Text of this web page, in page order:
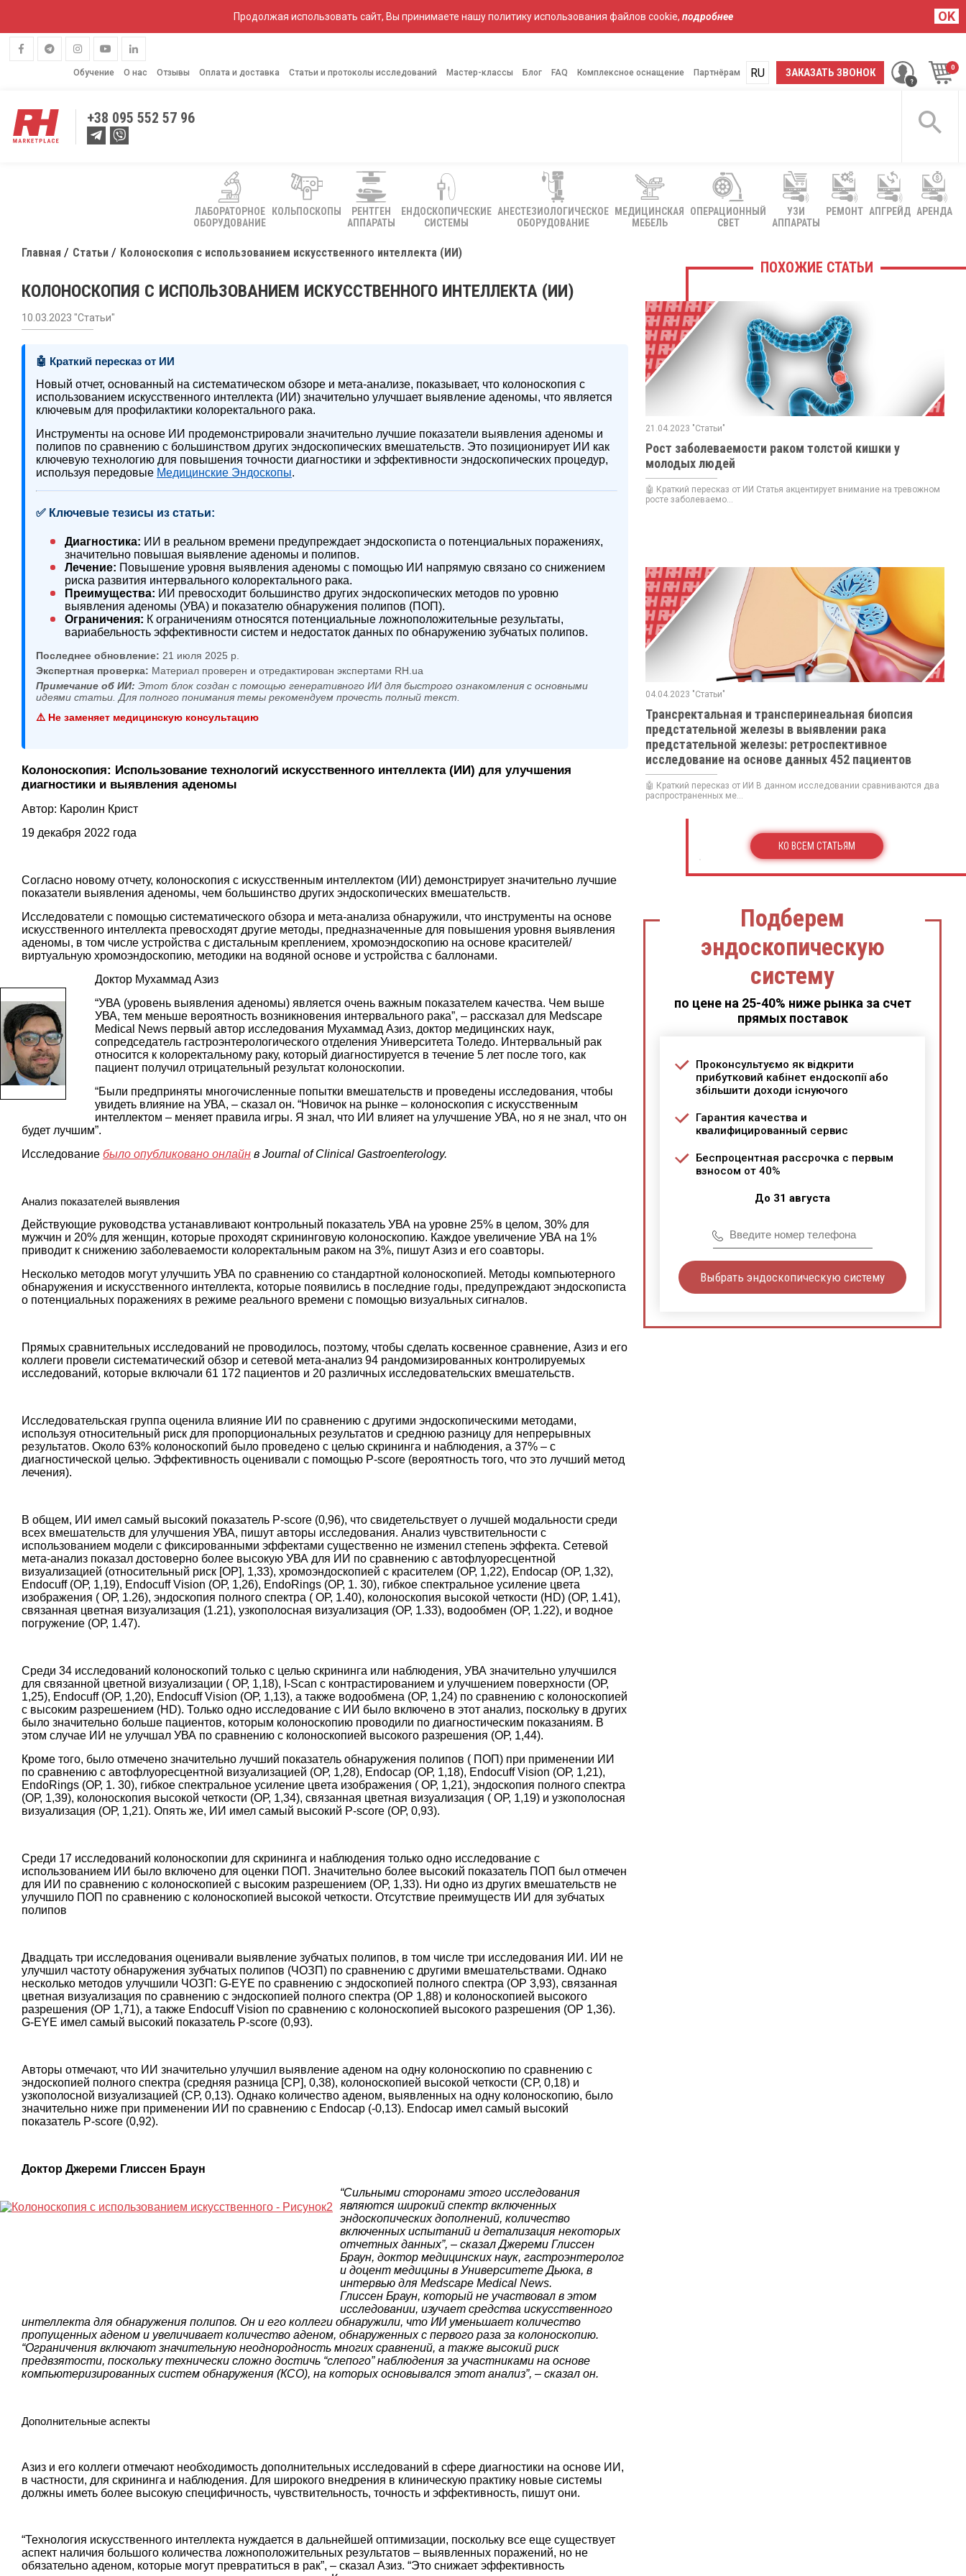
Продолжая использовать сайт, Вы принимаете нашу политику использования файлов cookie, подробнее OK
Обучение О нас Отзывы Оплата и доставка Статьи и протоколы исследований Мастер-классы Блог FAQ Комплексное оснащение Партнёрам ЗАКАЗАТЬ ЗВОНОК
RU
UA
+38 095 552 57 96
ЛАБОРАТОРНОЕ
ОБОРУДОВАНИЕ
КОЛЬПОСКОПЫ
РЕНТГЕН
АППАРАТЫ
ЕНДОСКОПИЧЕСКИЕ
СИСТЕМЫ
АНЕСТЕЗИОЛОГИЧЕСКОЕ
ОБОРУДОВАНИЕ
МЕДИЦИНСКАЯ
МЕБЕЛЬ
ОПЕРАЦИОННЫЙ
СВЕТ
УЗИ
АППАРАТЫ
РЕМОНТ АПГРЕЙД АРЕНДА
Главная Статьи Колоноскопия с использованием искусственного интеллекта (ИИ)
КОЛОНОСКОПИЯ С ИСПОЛЬЗОВАНИЕМ ИСКУССТВЕННОГО ИНТЕЛЛЕКТА (ИИ)
10.03.2023 "Статьи"
🤖 Краткий пересказ от ИИ
Новый отчет, основанный на систематическом обзоре и мета-анализе, показывает, что колоноскопия с
использованием искусственного интеллекта (ИИ) значительно улучшает выявление аденомы, что является
ключевым для профилактики колоректального рака.
Инструменты на основе ИИ продемонстрировали значительно лучшие показатели выявления аденомы и
полипов по сравнению с большинством других эндоскопических вмешательств. Это позиционирует ИИ как
ключевую технологию для повышения точности диагностики и эффективности эндоскопических процедур,
используя передовые Медицинские Эндоскопы.
✅ Ключевые тезисы из статьи:
Диагностика: ИИ в реальном времени предупреждает эндоскописта о потенциальных поражениях,
значительно повышая выявление аденомы и полипов.
Лечение: Повышение уровня выявления аденомы с помощью ИИ напрямую связано со снижением
риска развития интервального колоректального рака.
Преимущества: ИИ превосходит большинство других эндоскопических методов по уровню
выявления аденомы (УВА) и показателю обнаружения полипов (ПОП).
Ограничения: К ограничениям относятся потенциальные ложноположительные результаты,
вариабельность эффективности систем и недостаток данных по обнаружению зубчатых полипов.
Последнее обновление: 21 июля 2025 р.
Экспертная проверка: Материал проверен и отредактирован экспертами RH.ua
Примечание об ИИ: Этот блок создан с помощью генеративного ИИ для быстрого ознакомления с основными
идеями статьи. Для полного понимания темы рекомендуем прочесть полный текст.
⚠️ Не заменяет медицинскую консультацию
Колоноскопия: Использование технологий искусственного интеллекта (ИИ) для улучшения
диагностики и выявления аденомы
Автор: Каролин Крист
19 декабря 2022 года
Согласно новому отчету, колоноскопия с искусственным интеллектом (ИИ) демонстрирует значительно лучшие
показатели выявления аденомы, чем большинство других эндоскопических вмешательств.
Исследователи с помощью систематического обзора и мета-анализа обнаружили, что инструменты на основе
искусственного интеллекта превосходят другие методы, предназначенные для повышения уровня выявления
аденомы, в том числе устройства с дистальным креплением, хромоэндоскопию на основе красителей/
виртуальную хромоэндоскопию, методики на водяной основе и устройства с баллонами.
Доктор Мухаммад Азиз
“УВА (уровень выявления аденомы) является очень важным показателем качества. Чем выше
УВА, тем меньше вероятность возникновения интервального рака”, – рассказал для Medscape
Medical News первый автор исследования Мухаммад Азиз, доктор медицинских наук,
сопредседатель гастроэнтерологического отделения Университета Толедо. Интервальный рак
относится к колоректальному раку, который диагностируется в течение 5 лет после того, как
пациент получил отрицательный результат колоноскопии.
“Были предприняты многочисленные попытки вмешательств и проведены исследования, чтобы
увидеть влияние на УВА, – сказал он. “Новичок на рынке – колоноскопия с искусственным
интеллектом – меняет правила игры. Я знал, что ИИ влияет на улучшение УВА, но я не знал, что он
будет лучшим”.
Исследование было опубликовано онлайн в Journal of Clinical Gastroenterology.
Анализ показателей выявления
Действующие руководства устанавливают контрольный показатель УВА на уровне 25% в целом, 30% для
мужчин и 20% для женщин, которые проходят скрининговую колоноскопию. Каждое увеличение УВА на 1%
приводит к снижению заболеваемости колоректальным раком на 3%, пишут Азиз и его соавторы.
Несколько методов могут улучшить УВА по сравнению со стандартной колоноскопией. Методы компьютерного
обнаружения и искусственного интеллекта, которые появились в последние годы, предупреждают эндоскописта
о потенциальных поражениях в режиме реального времени с помощью визуальных сигналов.
Прямых сравнительных исследований не проводилось, поэтому, чтобы сделать косвенное сравнение, Азиз и его
коллеги провели систематический обзор и сетевой мета-анализ 94 рандомизированных контролируемых
исследований, которые включали 61 172 пациентов и 20 различных исследовательских вмешательств.
Исследовательская группа оценила влияние ИИ по сравнению с другими эндоскопическими методами,
используя относительный риск для пропорциональных результатов и среднюю разницу для непрерывных
результатов. Около 63% колоноскопий было проведено с целью скрининга и наблюдения, а 37% – с
диагностической целью. Эффективность оценивали с помощью P-score (вероятность того, что это лучший метод
лечения).
В общем, ИИ имел самый высокий показатель P-score (0,96), что свидетельствует о лучшей модальности среди
всех вмешательств для улучшения УВА, пишут авторы исследования. Анализ чувствительности с
использованием модели с фиксированными эффектами существенно не изменил степень эффекта. Сетевой
мета-анализ показал достоверно более высокую УВА для ИИ по сравнению с автофлуоресцентной
визуализацией (относительный риск [ОР], 1,33), хромоэндоскопией с красителем (ОР, 1,22), Endocap (ОР, 1,32),
Endocuff (ОР, 1,19), Endocuff Vision (ОР, 1,26), EndoRings (ОР, 1. 30), гибкое спектральное усиление цвета
изображения ( ОР, 1.26), эндоскопия полного спектра ( ОР, 1.40), колоноскопия высокой четкости (HD) (ОР, 1.41),
связанная цветная визуализация (1.21), узкополосная визуализация (ОР, 1.33), водообмен (ОР, 1.22), и водное
погружение (ОР, 1.47).
Среди 34 исследований колоноскопий только с целью скрининга или наблюдения, УВА значительно улучшился
для связанной цветной визуализации ( ОР, 1,18), I-Scan с контрастированием и улучшением поверхности (ОР,
1,25), Endocuff (ОР, 1,20), Endocuff Vision (ОР, 1,13), а также водообмена (ОР, 1,24) по сравнению с колоноскопией
с высоким разрешением (HD). Только одно исследование с ИИ было включено в этот анализ, поскольку в других
было значительно больше пациентов, которым колоноскопию проводили по диагностическим показаниям. В
этом случае ИИ не улучшал УВА по сравнению с колоноскопией высокого разрешения (ОР, 1,44).
Кроме того, было отмечено значительно лучший показатель обнаружения полипов ( ПОП) при применении ИИ
по сравнению с автофлуоресцентной визуализацией (ОР, 1,28), Endocap (ОР, 1,18), Endocuff Vision (ОР, 1,21),
EndoRings (ОР, 1. 30), гибкое спектральное усиление цвета изображения ( ОР, 1,21), эндоскопия полного спектра
(ОР, 1,39), колоноскопия высокой четкости (ОР, 1,34), связанная цветная визуализация ( ОР, 1,19) и узкополосная
визуализация (ОР, 1,21). Опять же, ИИ имел самый высокий P-score (ОР, 0,93).
Среди 17 исследований колоноскопии для скрининга и наблюдения только одно исследование с
использованием ИИ было включено для оценки ПОП. Значительно более высокий показатель ПОП был отмечен
для ИИ по сравнению с колоноскопией с высоким разрешением (ОР, 1,33). Ни одно из других вмешательств не
улучшило ПОП по сравнению с колоноскопией высокой четкости. Отсутствие преимуществ ИИ для зубчатых
полипов
Двадцать три исследования оценивали выявление зубчатых полипов, в том числе три исследования ИИ. ИИ не
улучшил частоту обнаружения зубчатых полипов (ЧОЗП) по сравнению с другими вмешательствами. Однако
несколько методов улучшили ЧОЗП: G-EYE по сравнению с эндоскопией полного спектра (ОР 3,93), связанная
цветная визуализация по сравнению с эндоскопией полного спектра (ОР 1,88) и колоноскопией высокого
разрешения (ОР 1,71), а также Endocuff Vision по сравнению с колоноскопией высокого разрешения (ОР 1,36).
G-EYE имел самый высокий показатель P-score (0,93).
Авторы отмечают, что ИИ значительно улучшил выявление аденом на одну колоноскопию по сравнению с
эндоскопией полного спектра (средняя разница [СР], 0,38), колоноскопией высокой четкости (СР, 0,18) и
узкополосной визуализацией (СР, 0,13). Однако количество аденом, выявленных на одну колоноскопию, было
значительно ниже при применении ИИ по сравнению с Endocap (-0,13). Endocap имел самый высокий
показатель P-score (0,92).
Доктор Джереми Глиссен Браун
“Сильными сторонами этого исследования
являются широкий спектр включенных
эндоскопических дополнений, количество
включенных испытаний и детализация некоторых
отчетных данных”, – сказал Джереми Глиссен
Браун, доктор медицинских наук, гастроэнтеролог
и доцент медицины в Университете Дьюка, в
интервью для Medscape Medical News.
Глиссен Браун, который не участвовал в этом
исследовании, изучает средства искусственного
интеллекта для обнаружения полипов. Он и его коллеги обнаружили, что ИИ уменьшает количество
пропущенных аденом и увеличивает количество аденом, обнаруженных с первого раза за колоноскопию.
“Ограничения включают значительную неоднородность многих сравнений, а также высокий риск
предвзятости, поскольку технически сложно достичь “слепого” наблюдения за участниками на основе
компьютеризированных систем обнаружения (КСО), на которых основывался этот анализ”, – сказал он.
Дополнительные аспекты
Азиз и его коллеги отмечают необходимость дополнительных исследований в сфере диагностики на основе ИИ,
в частности, для скрининга и наблюдения. Для широкого внедрения в клиническую практику новые системы
должны иметь более высокую специфичность, чувствительность, точность и эффективность, пишут они.
“Технология искусственного интеллекта нуждается в дальнейшей оптимизации, поскольку все еще существует
аспект наличия большого количества ложноположительных результатов – выявленных поражений, но не
обязательно аденом, которые могут превратиться в рак”, – сказал Азиз. “Это снижает эффективность
ПОХОЖИЕ СТАТЬИ
21.04.2023 "Статьи"
Рост заболеваемости раком толстой кишки у
молодых людей
🤖 Краткий пересказ от ИИ Статья акцентирует внимание на тревожном
росте заболеваемо...
04.04.2023 "Статьи"
Трансректальная и трансперинеальная биопсия
предстательной железы в выявлении рака
предстательной железы: ретроспективное
исследование на основе данных 452 пациентов
🤖 Краткий пересказ от ИИ В данном исследовании сравниваются два
распространенных ме...
КО ВСЕМ СТАТЬЯМ
Подберем
эндоскопическую
систему
по цене на 25-40% ниже рынка за счет
прямых поставок
Проконсультуємо як відкрити
прибутковий кабінет ендоскопії або
збільшити доходи існуючого
Гарантия качества и
квалифицированный сервис
Беспроцентная рассрочка с первым
взносом от 40%
До 31 августа
Выбрать эндоскопическую систему